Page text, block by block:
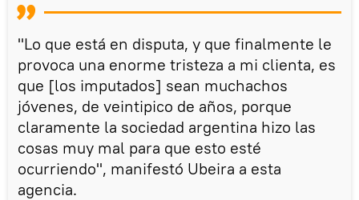
"Lo que está en disputa, y que finalmente le
provoca una enorme tristeza a mi clienta, es
que [los imputados] sean muchachos
jóvenes, de veintipico de años, porque
claramente la sociedad argentina hizo las
cosas muy mal para que esto esté
ocurriendo", manifestó Ubeira a esta
agencia.